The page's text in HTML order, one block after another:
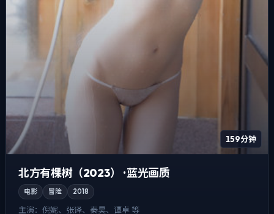
159分钟
北方有棵树（2023） · 蓝光画质
电影 冒险 2018
主演： 倪妮、张译、秦昊、谭卓 等